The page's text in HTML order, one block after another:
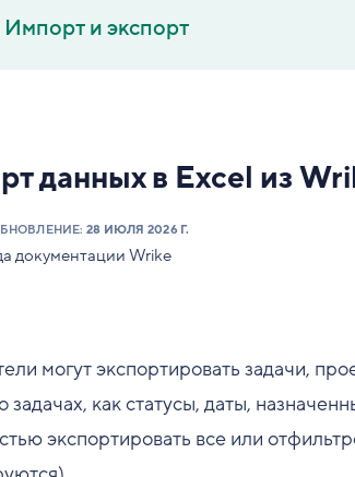
Импорт и экспорт
данных в Excel из
28 ИЮЛЯ 2026 Г.
документации Wrike
могут экспортировать задачи,
задачах, как статусы, даты,
экспортировать все или